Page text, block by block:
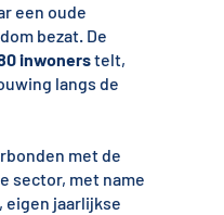
een oude
bezat. De
inwonerstelt,
langs de
met de
sector, met name
eigen jaarlijkse